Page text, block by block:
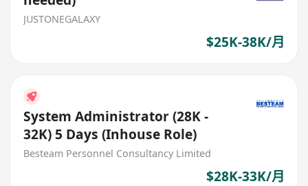
JUSTONEGALAXY
$25K-38K/月
System Administrator (28K -
32K) 5 Days (Inhouse Role)
Besteam Personnel Consultancy Limited
$28K-33K/月